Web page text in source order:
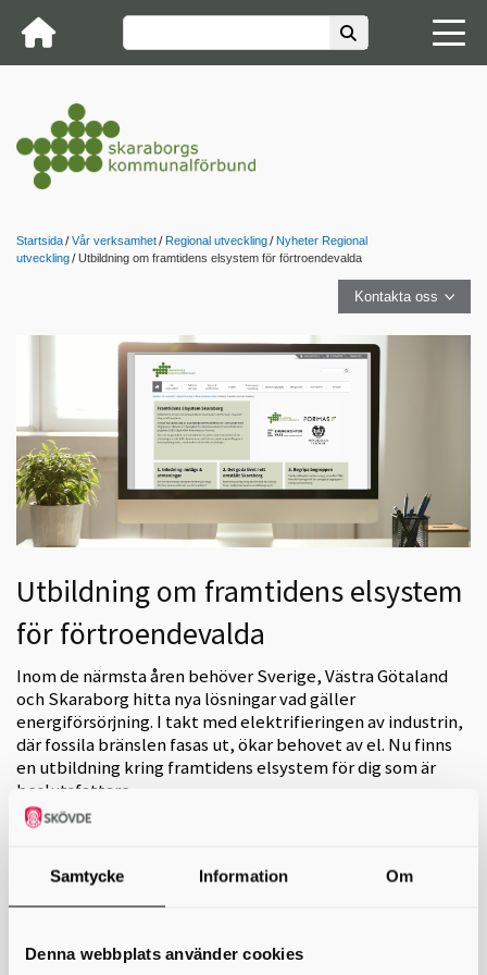
Samtycke Information Om
Denna webbplats använder cookies
Startsida Vår verksamhet Regional utveckling
Nyheter Regional
utveckling
Utbildning om framtidens elsystem för förtroendevalda
Kontakta oss
Utbildning om framtidens elsystem
för förtroendevalda
Inom de närmsta åren behöver Sverige, Västra Götaland
och Skaraborg hitta nya lösningar vad gäller
energiförsörjning. I takt med elektrifieringen av industrin,
där fossila bränslen fasas ut, ökar behovet av el. Nu finns
en utbildning kring framtidens elsystem för dig som är
beslutsfattare.
Framtidens jobb hänger på att vi säkrar tillgång till mer el. För
men ger också fantastiska möjligheter. Genom att vara modiga och
samverka kan vi bli en föregångare in i den gröna omställningen.
ser ut och hur energisystemet är uppbyggt. Samt en ökad förståelse